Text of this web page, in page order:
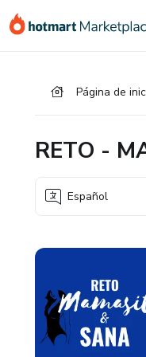
Página de
RETO -
Español